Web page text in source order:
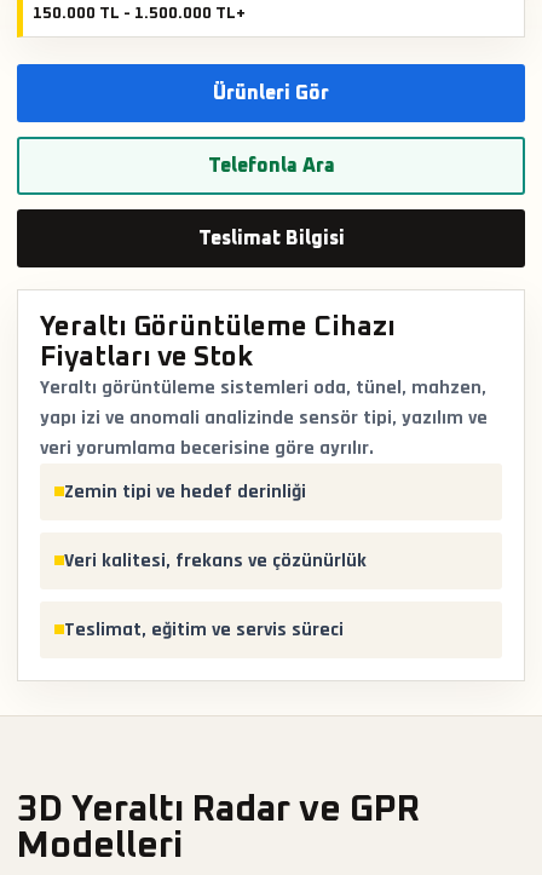
150.000 TL - 1.500.000 TL+
Ürünleri Gör
Telefonla Ara
Teslimat Bilgisi
Yeraltı Görüntüleme Cihazı
Fiyatları ve Stok
Yeraltı görüntüleme sistemleri oda, tünel, mahzen,
yapı izi ve anomali analizinde sensör tipi, yazılım ve
veri yorumlama becerisine göre ayrılır.
Zemin tipi ve hedef derinliği
Veri kalitesi, frekans ve çözünürlük
Teslimat, eğitim ve servis süreci
3D Yeraltı Radar ve GPR
Modelleri